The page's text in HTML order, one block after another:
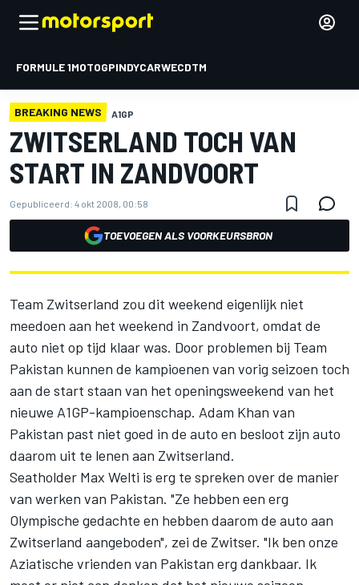
FORMULE 1MOTOGPINDYCARWECDTM
BREAKING NEWS A1GP
ZWITSERLAND TOCH VAN
START IN ZANDVOORT
Gepubliceerd: 4 okt 2008, 00:58
TOEVOEGEN ALS VOORKEURSBRON
Team Zwitserland zou dit weekend eigenlijk niet
meedoen aan het weekend in Zandvoort, omdat de
auto niet op tijd klaar was. Door problemen bij Team
Pakistan kunnen de kampioenen van vorig seizoen toch
aan de start staan van het openingsweekend van het
nieuwe A1GP-kampioenschap. Adam Khan van
Pakistan past niet goed in de auto en besloot zijn auto
daarom uit te lenen aan Zwitserland.
Seatholder Max Welti is erg te spreken over de manier
van werken van Pakistan. "Ze hebben een erg
Olympische gedachte en hebben daarom de auto aan
Zwitserland aangeboden", zei de Zwitser. "Ik ben onze
Aziatische vrienden van Pakistan erg dankbaar. Ik